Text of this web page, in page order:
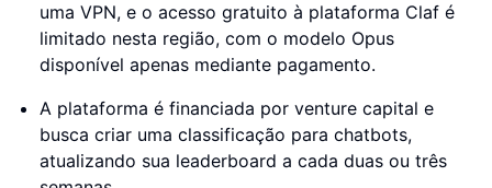
uma VPN, e o acesso gratuito à plataforma Claf é
limitado nesta região, com o modelo Opus
disponível apenas mediante pagamento.
A plataforma é financiada por venture capital e
busca criar uma classificação para chatbots,
atualizando sua leaderboard a cada duas ou três